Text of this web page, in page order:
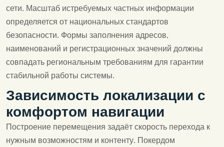
сети. Масштаб истребуемых частных информации
определяется от национальных стандартов
безопасности. Формы заполнения адресов,
наименований и регистрационных значений должны
совпадать региональным требованиям для гарантии
стабильной работы системы.
Зависимость локализации с
комфортом навигации
Построение перемещения задаёт скорость перехода к
нужным возможностям и контенту. Покердом